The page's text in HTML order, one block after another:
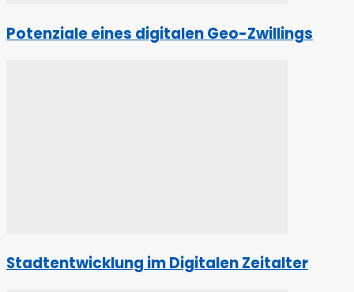
Potenziale eines digitalen Geo-Zwillings
Stadtentwicklung im Digitalen Zeitalter